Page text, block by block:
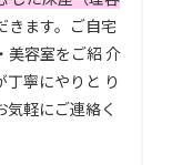
きます。ご自宅
美容室をご紹 介
寧にやりと り
軽にご連絡く